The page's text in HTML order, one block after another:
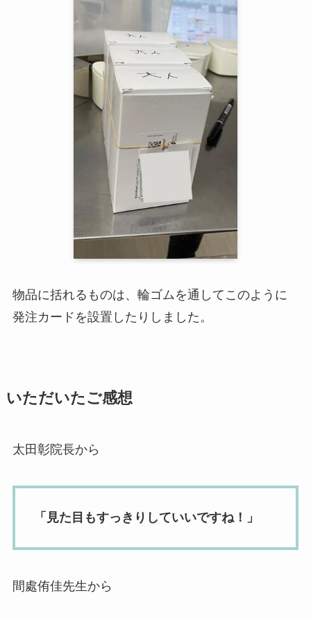
物品に括れるものは、輪ゴムを通してこのように
発注カードを設置したりしました。
いただいたご感想
太田彰院長から
「見た目もすっきりしていいですね！」
間處侑佳先生から